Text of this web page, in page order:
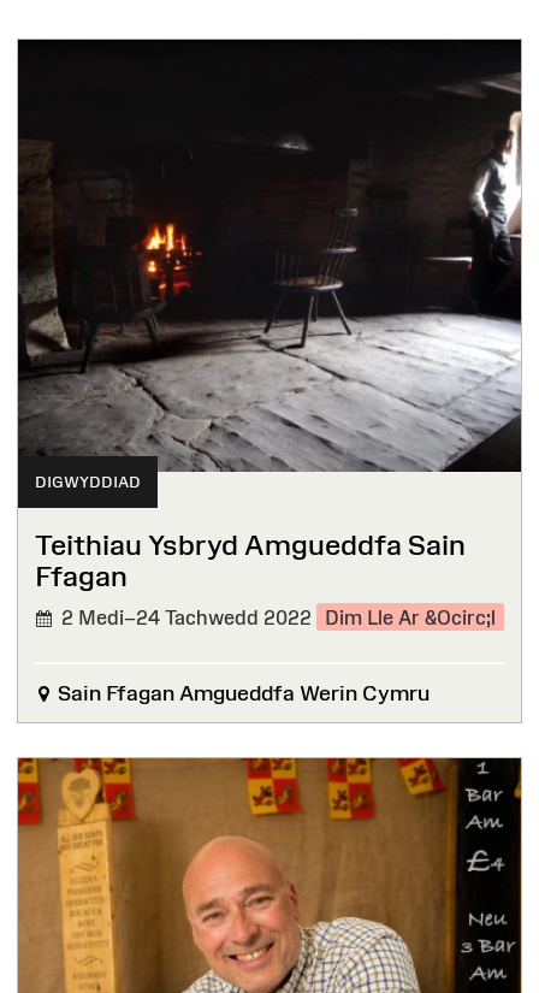
DIGWYDDIAD
Teithiau Ysbryd Amgueddfa Sain
Ffagan
2 Medi–24 Tachwedd 2022 Dim Lle Ar &Ocirc;l
Sain Ffagan Amgueddfa Werin Cymru